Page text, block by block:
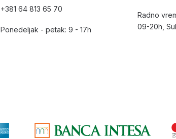
+381 64 813 65 70
Ponedeljak - petak: 9 - 17h
Radno
09-20h,